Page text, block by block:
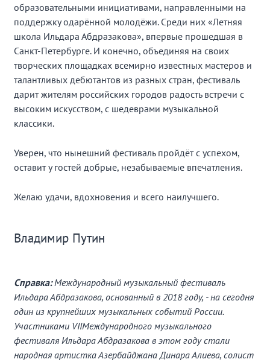
образовательными инициативами, направленными на
поддержку одарённой молодёжи. Среди них «Летняя
школа Ильдара Абдразакова», впервые прошедшая в
Санкт-Петербурге. И конечно, объединяя на своих
творческих площадках всемирно известных мастеров и
талантливых дебютантов из разных стран, фестиваль
дарит жителям российских городов радость встречи с
высоким искусством, с шедеврами музыкальной
классики.
Уверен, что нынешний фестиваль пройдёт с успехом,
оставит у гостей добрые, незабываемые впечатления.
Желаю удачи, вдохновения и всего наилучшего.
Владимир Путин
Справка:Международный музыкальный фестиваль
Ильдара Абдразакова, основанный в 2018 году, - на сегодня
один из крупнейших музыкальных событий России.
Участниками VIIМеждународного музыкального
фестиваля Ильдара Абдразакова в этом году стали
народная артистка Азербайджана Динара Алиева, солист